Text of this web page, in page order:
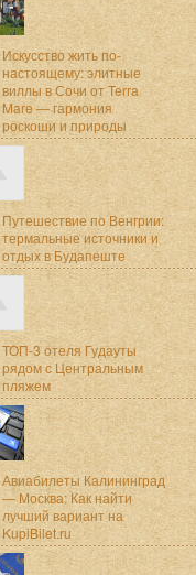
Искусство жить по-
настоящему: элитные
виллы в Сочи от Terra
Mare — гармония
роскоши и природы
Путешествие по Венгрии:
термальные источники и
отдых в Будапеште
ТОП-3 отеля Гудауты
рядом с Центральным
пляжем
Авиабилеты Калининград
— Москва: Как найти
лучший вариант на
KupiBilet.ru